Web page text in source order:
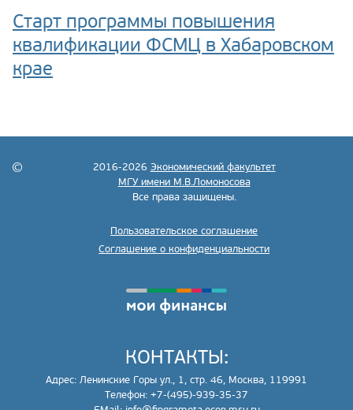
Старт программы повышения
квалификации ФСМЦ в Хабаровском
крае
2016-2026 Экономический факультет
МГУ имени М.В.Ломоносова
Все права защищены.
Пользовательское соглашение
Соглашение о конфиденциальности
КОНТАКТЫ:
Адрес: Ленинские Горы ул., 1, стр. 46, Москва, 119991
Телефон: +7-(495)-939-35-37